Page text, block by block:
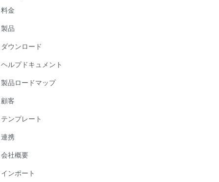
料金
製品
ダウンロード
ヘルプドキュメント
製品ロードマップ
顧客
テンプレート
連携
会社概要
インポート